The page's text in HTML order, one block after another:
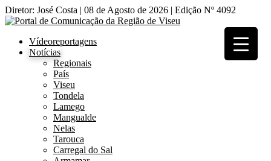
Diretor: José Costa | 08 de Agosto de 2026 | Edição Nº 4092
Vídeoreportagens
Notícias
Regionais
País
Viseu
Tondela
Lamego
Mangualde
Nelas
Tarouca
Carregal do Sal